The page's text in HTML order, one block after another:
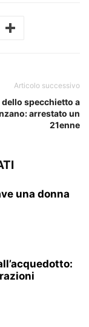
Articolo successivo
dello specchietto a
arrestato un
21enne
una donna